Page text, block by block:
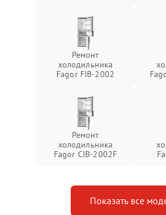
Ремонт
холодильника
Fagor FIB-2002
Ремонт
холодильника
Fagor CIB-2002F
Показать все